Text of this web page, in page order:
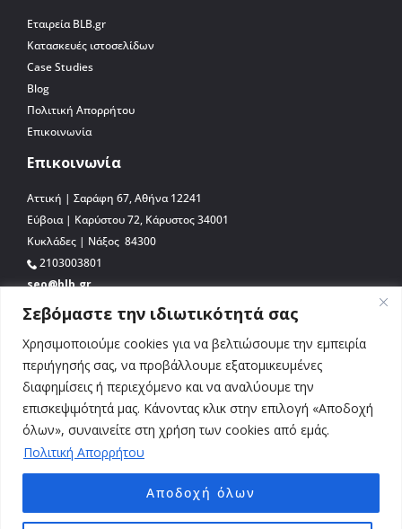
Σεβόμαστε την ιδιωτικότητά σας
Χρησιμοποιούμε cookies για να βελτιώσουμε την εμπειρία
περιήγησής σας, να προβάλλουμε εξατομικευμένες
διαφημίσεις ή περιεχόμενο και να αναλύουμε την
επισκεψιμότητά μας. Κάνοντας κλικ στην επιλογή «Αποδοχή
όλων», συναινείτε στη χρήση των cookies από εμάς.
Πολιτική Απορρήτου
Αποδοχή όλων
Εταιρεία BLB.gr
Κατασκευές ιστοσελίδων
Case Studies
Blog
Πολιτική Απορρήτου
Επικοινωνία
Επικοινωνία
Αττική | Σαράφη 67, Αθήνα 12241
Εύβοια | Καρύστου 72, Κάρυστος 34001
Κυκλάδες | Νάξος 84300
2103003801
seo@blb.gr